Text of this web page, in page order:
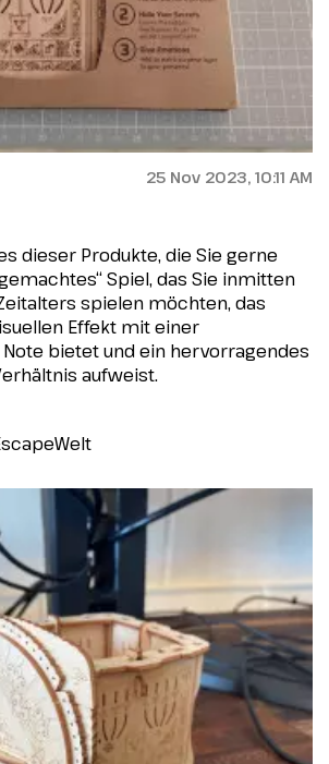
25 Nov 2023, 10:11 AM
dieser Produkte, die Sie gerne
Spiel, das Sie inmitten
spielen möchten, das
Effekt mit einer
bietet und ein hervorragendes
aufweist.